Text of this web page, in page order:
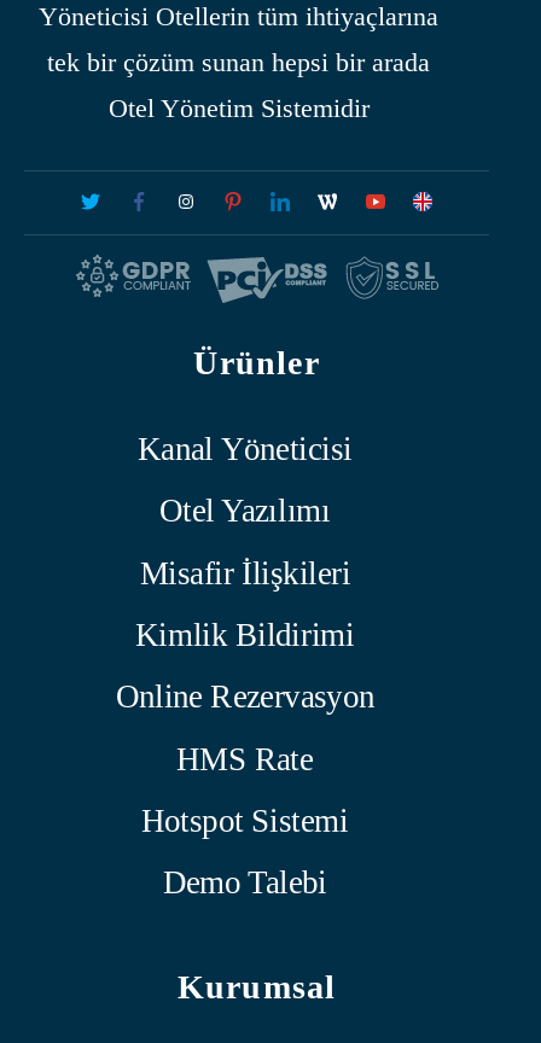
Yöneticisi Otellerin tüm ihtiyaçlarına
tek bir çözüm sunan hepsi bir arada
Otel Yönetim Sistemidir
Ürünler
Kanal Yöneticisi
Otel Yazılımı
Misafir İlişkileri
Kimlik Bildirimi
Online Rezervasyon
HMS Rate
Hotspot Sistemi
Demo Talebi
Kurumsal